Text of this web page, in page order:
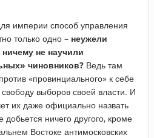
империи способ управления
только одно – неужели
не научили
чиновников?Ведь там
«провинциального» к себе
выборов своей власти. И
их даже официально назвать
ничего другого, кроме
Востоке антимосковских